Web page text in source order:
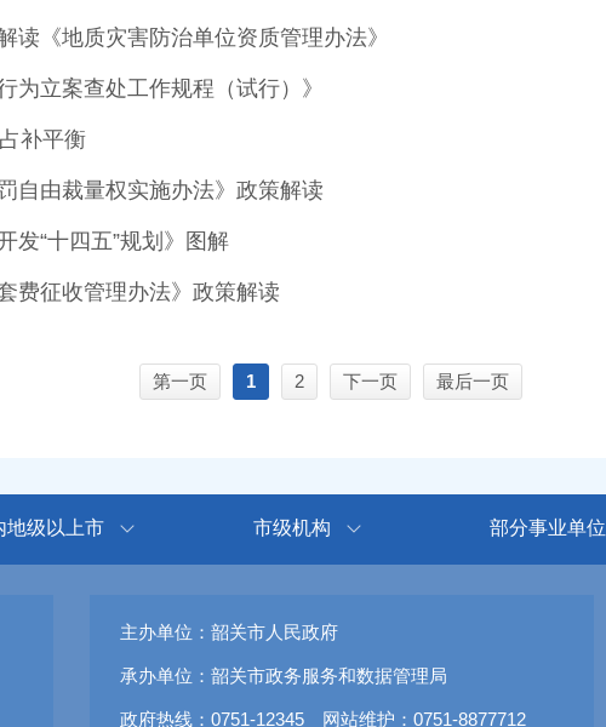
读《地质灾害防治单位资质管理办法》
为立案查处工作规程（试行）》
补平衡
自由裁量权实施办法》政策解读
发“十四五”规划》图解
费征收管理办法》政策解读
第一页 1 2 下一页 最后一页
地级以上市 市级机构 部分事业单位
主办单位：韶关市人民政府
承办单位：韶关市政务服务和数据管理局
政府热线：0751-12345 网站维护：0751-8877712